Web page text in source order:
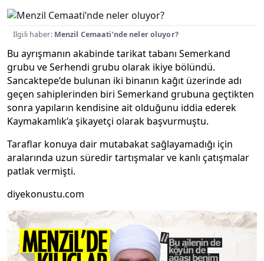
İlgili haber: Menzil Cemaati’nde neler oluyor?
Bu ayrışmanın akabinde tarikat tabanı Semerkand
grubu ve Serhendi grubu olarak ikiye bölündü.
Sancaktepe’de bulunan iki binanın kağıt üzerinde adı
geçen sahiplerinden biri Semerkand grubuna geçtikten
sonra yapıların kendisine ait olduğunu iddia ederek
Kaymakamlık’a şikayetçi olarak başvurmuştu.
Taraflar konuya dair mutabakat sağlayamadığı için
aralarında uzun süredir tartışmalar ve kanlı çatışmalar
patlak vermişti.
diyekonustu.com